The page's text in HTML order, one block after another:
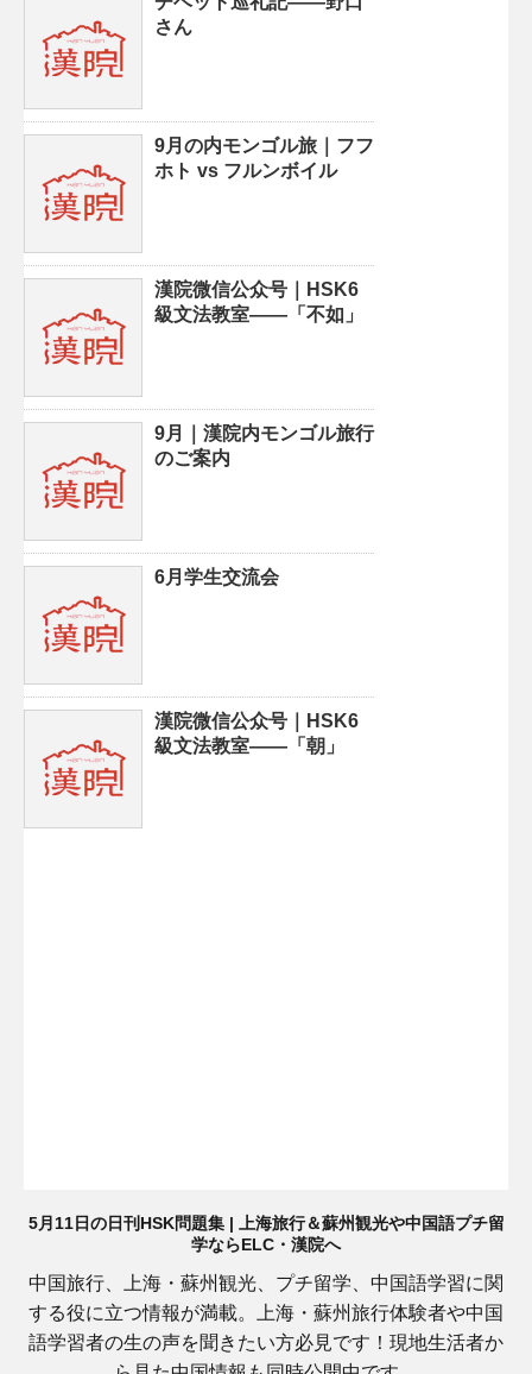
さん
9月の内モンゴル旅｜フフ
ホト vs フルンボイル
漢院微信公众号｜HSK6
級文法教室——「不如」
9月｜漢院内モンゴル旅行
のご案内
6月学生交流会
漢院微信公众号｜HSK6
級文法教室——「朝」
5月11日の日刊HSK問題集 | 上海旅行＆蘇州観光や中国語プチ留
学ならELC・漢院へ
中国旅行、上海・蘇州観光、プチ留学、中国語学習に関
する役に立つ情報が満載。上海・蘇州旅行体験者や中国
語学習者の生の声を聞きたい方必見です！現地生活者か